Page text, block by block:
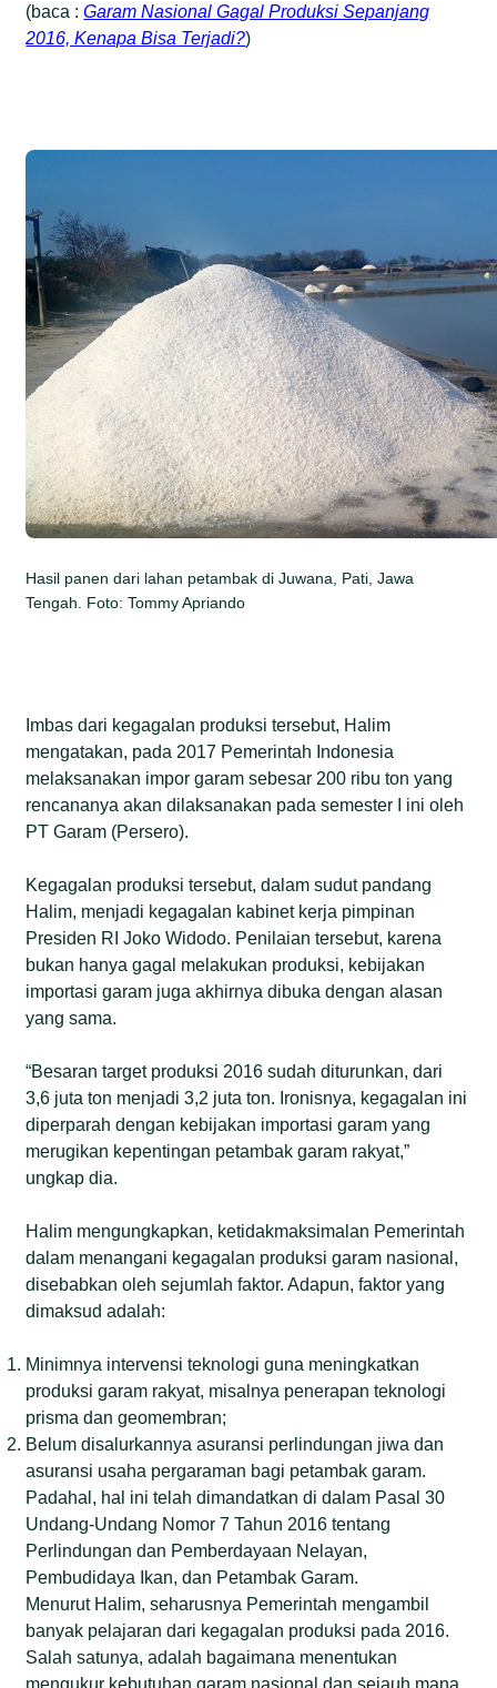
(baca :Garam Nasional Gagal Produksi Sepanjang
2016, Kenapa Bisa Terjadi?)
Hasil panen dari lahan petambak di Juwana, Pati, Jawa
Tengah. Foto: Tommy Apriando
Imbas dari kegagalan produksi tersebut, Halim
mengatakan, pada 2017 Pemerintah Indonesia
melaksanakan impor garam sebesar 200 ribu ton yang
rencananya akan dilaksanakan pada semester I ini oleh
PT Garam (Persero).
Kegagalan produksi tersebut, dalam sudut pandang
Halim, menjadi kegagalan kabinet kerja pimpinan
Presiden RI Joko Widodo. Penilaian tersebut, karena
bukan hanya gagal melakukan produksi, kebijakan
importasi garam juga akhirnya dibuka dengan alasan
yang sama.
“Besaran target produksi 2016 sudah diturunkan, dari
3,6 juta ton menjadi 3,2 juta ton. Ironisnya, kegagalan ini
diperparah dengan kebijakan importasi garam yang
merugikan kepentingan petambak garam rakyat,”
ungkap dia.
Halim mengungkapkan, ketidakmaksimalan Pemerintah
dalam menangani kegagalan produksi garam nasional,
disebabkan oleh sejumlah faktor. Adapun, faktor yang
dimaksud adalah:
Minimnya intervensi teknologi guna meningkatkan
produksi garam rakyat, misalnya penerapan teknologi
prisma dan geomembran;
Belum disalurkannya asuransi perlindungan jiwa dan
asuransi usaha pergaraman bagi petambak garam.
Padahal, hal ini telah dimandatkan di dalam Pasal 30
Undang-Undang Nomor 7 Tahun 2016 tentang
Perlindungan dan Pemberdayaan Nelayan,
Pembudidaya Ikan, dan Petambak Garam.
Menurut Halim, seharusnya Pemerintah mengambil
banyak pelajaran dari kegagalan produksi pada 2016.
Salah satunya, adalah bagaimana menentukan
mengukur kebutuhan garam nasional dan sejauh mana